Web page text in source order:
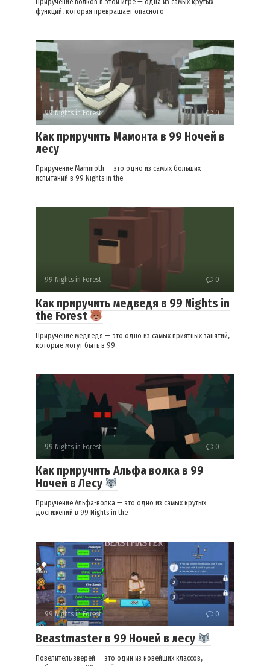
функций, которая превращает опасного
99 Nights in Forest 0
Как приручить Мамонта в 99 Ночей в
лесу
Приручение Mammoth — это одно из самых больших
испытаний в 99 Nights in the
99 Nights in Forest 0
Как приручить медведя в 99 Nights in
the Forest
Приручение медведя — это одно из самых приятных занятий,
которые могут быть в 99
99 Nights in Forest 0
Как приручить Альфа волка в 99
Ночей в Лесу
Приручение Альфа-волка — это одно из самых крутых
достижений в 99 Nights in the
99 Nights in Forest 0
Beastmaster в 99 Ночей в лесу
Повелитель зверей — это один из новейших классов,